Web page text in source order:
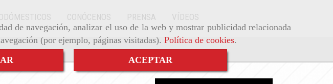
de navegación, analizar el uso de la web y mostrar publicidad relacionada
(por ejemplo, páginas visitadas). Política de cookies.
ACEPTAR
CONÓCENOS PRENSA VÍDEOS